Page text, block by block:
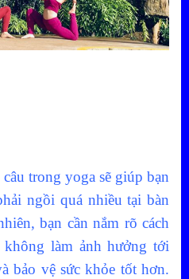
yoga sẽ giúp bạn
ngồi quá nhiều tại bàn
bạn cần nắm rõ cách
làm ảnh hưởng tới
bảo vệ sức khỏe tốt hơn.